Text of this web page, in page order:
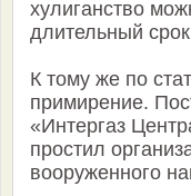
хулиганство
длительный
К тому же по
примирение.
«Интергаз
простил
вооруженного